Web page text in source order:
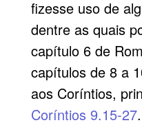
fizesse uso de
dentre as quais
capítulo 6 de
capítulos de 8 a
aos Coríntios,
Coríntios 9.15-27.